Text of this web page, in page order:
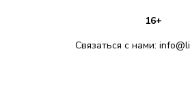
16+
Связаться с нами: